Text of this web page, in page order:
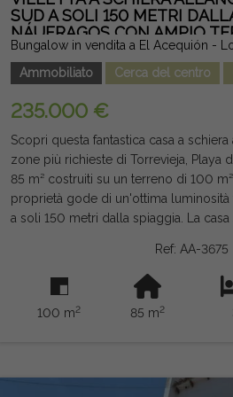
spiaggia di Los Locos si trova a soli 1 km
proprietà ideale come residenza
o investimento, grazie alla sua
qualità e alla sua posizione privilegiata
informazioni fornite sono indicative e
SUD A SOLI 150 METRI
NÁUFRAGOS CON AMPIO
Bungalow in vendita a El Acequión -
Ammobiliato
Cerca del centro
235.000 €
Scopri questa fantastica casa a
zone più richieste di Torrevieja, Playa
85 m² costruiti su un terreno di 100
proprietà gode di un'ottima luminosità
a soli 150 metri dalla spiaggia. La casa semi-ristrutturata offre
camere doppie, 1 bagno completo e
un'opzione ideale sia come residenza
investimento per affitti vacanze. Tra i miglioramenti vi sono il
rinforzo delle fondamenta con acciaio
organizzare riunioni all'aperto o
Ref: AA-3675
100 m2 85 m2